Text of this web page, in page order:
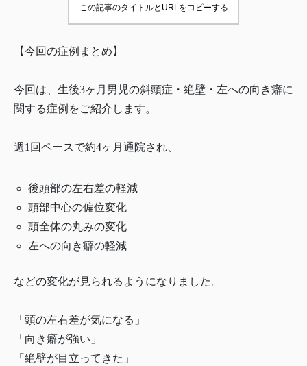
この記事のタイトルとURLをコピーする
【今回の症例まとめ】
今回は、生後3ヶ月男児の斜頭症・絶壁・左への向き癖に
関する症例をご紹介します。
週1回ペースで約4ヶ月通院され、
後頭部の左右差の軽減
頭部中心の偏位変化
頭全体の丸みの変化
左への向き癖の軽減
などの変化が見られるようになりました。
「頭の左右差が気になる」
「向き癖が強い」
「絶壁が目立ってきた」